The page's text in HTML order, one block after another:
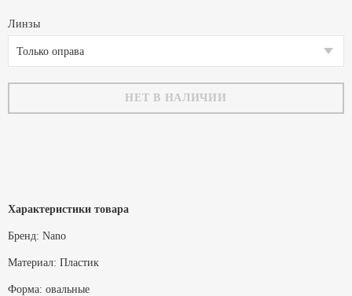
Линзы
Только оправа
НЕТ В НАЛИЧИИ
Характеристики товара
Бренд: Nano
Материал: Пластик
Форма: овальные